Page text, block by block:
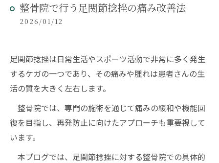
整骨院で行う足関節捻挫の痛み改善法
2026/01/12
足関節捻挫は日常生活やスポーツ活動で非常に多く発生
するケガの一つであり、その痛みや腫れは患者さんの生
活の質を大きく左右します。
整骨院では、専門の施術を通じて痛みの緩和や機能回
復を目指し、再発防止に向けたアプローチも重要視して
います。
本ブログでは、足関節捻挫に対する整骨院での具体的